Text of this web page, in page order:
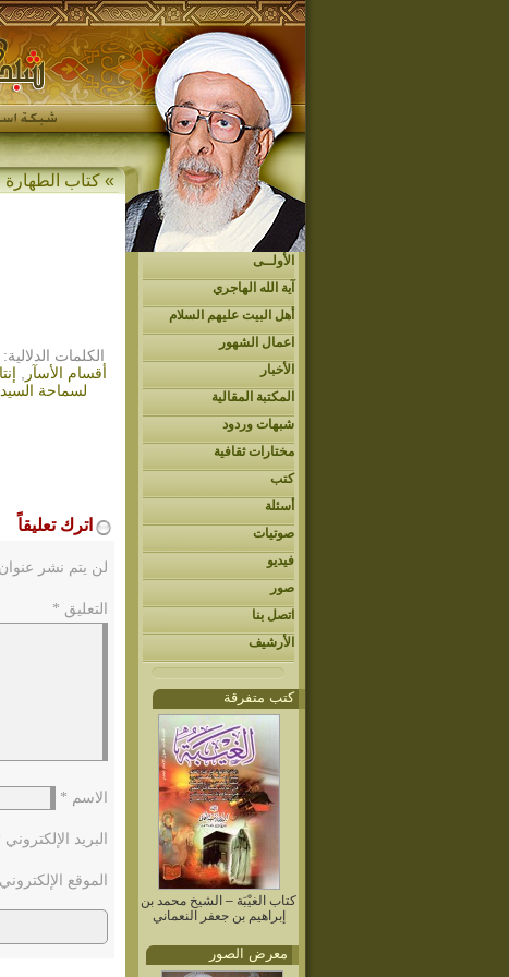
الأولــى
آية الله الهاجري
أهل البيت عليهم السلام
اعمال الشهور
الأخبار
المكتبة المقالية
شبهات وردود
مختارات ثقافية
كتب
أسئلة
صوتيات
فيديو
صور
اتصل بنا
الأرشيف
كتب متفرقة
كتاب الغيْبَة – الشيخ محمد بن
إبراهيم بن جعفر النعماني
معرض الصور
»كتاب الطهارة
الكلمات الدلالية:
أقسام الأسآر
لسماحة
اترك تعليقاً
لن يتم نشر
التعليق *
الاسم *
البريد الإلكتروني
الموقع الإلكتروني